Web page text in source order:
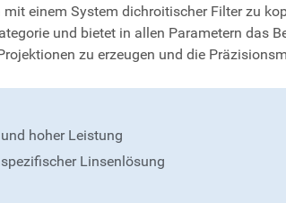
einem System dichroitischer Filter zu
und bietet in allen Parametern das
zu erzeugen und die
hoher Leistung
Linsenlösung